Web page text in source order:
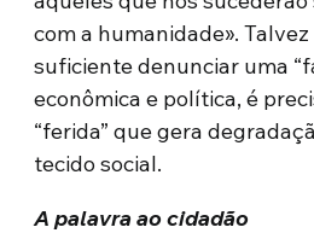
com a humanidade».
suficiente denunciar uma
econômica e política, é
“ferida” que gera
tecido social.
A palavra ao cidadão